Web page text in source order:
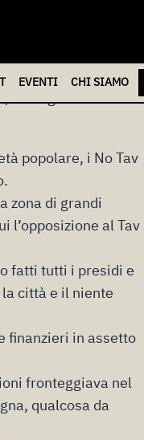
EVENTI CHISIAMO
Tav, accusati di
la stagione delle
popolare, i No Tav
zona di grandi
l’opposizione al Tav
fatti tutti i presidi e
città e il niente
finanzieri in assetto
fronteggiava nel
qualcosa da